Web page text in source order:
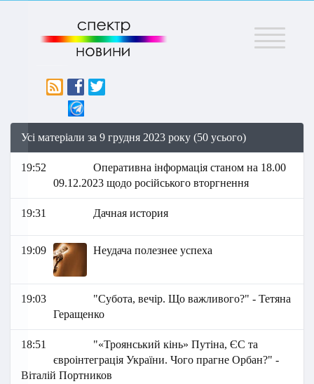
Меню
Усі матеріали за 9 грудня 2023 року (50 усього)
19:52
Оперативна інформація станом на 18.00
09.12.2023 щодо російського вторгнення
19:31 Дачная история
19:09 Неудача полезнее успеха
19:03
"Субота, вечір. Що важливого?" - Тетяна
Геращенко
18:51
"«Троянський кінь» Путіна, ЄС та
євроінтеграція України. Чого прагне Орбан?" -
Віталій Портников